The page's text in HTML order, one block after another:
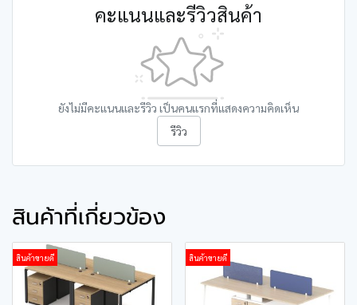
คะแนนและรีวิวสินค้า
ยังไม่มีคะแนนและรีวิว เป็นคนแรกที่แสดงความคิดเห็น
รีวิว
สินค้าที่เกี่ยวข้อง
สินค้าขายดี สินค้าขายดี